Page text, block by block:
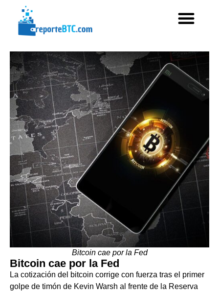
Bitcoin cae por la Fed
Bitcoin cae por la Fed
La cotización del bitcoin corrige con fuerza tras el primer
golpe de timón de Kevin Warsh al frente de la Reserva